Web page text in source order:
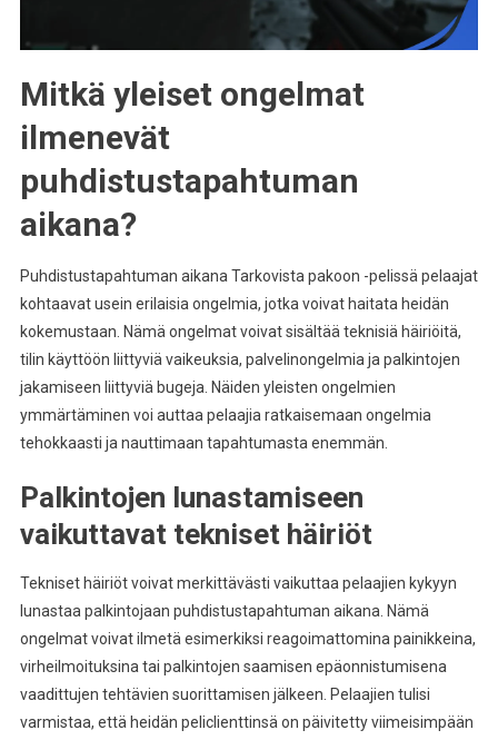
Mitkä yleiset ongelmat
ilmenevät
puhdistustapahtuman
aikana?
Puhdistustapahtuman aikana Tarkovista pakoon -pelissä pelaajat
kohtaavat usein erilaisia ongelmia, jotka voivat haitata heidän
kokemustaan. Nämä ongelmat voivat sisältää teknisiä häiriöitä,
tilin käyttöön liittyviä vaikeuksia, palvelinongelmia ja palkintojen
jakamiseen liittyviä bugeja. Näiden yleisten ongelmien
ymmärtäminen voi auttaa pelaajia ratkaisemaan ongelmia
tehokkaasti ja nauttimaan tapahtumasta enemmän.
Palkintojen lunastamiseen
vaikuttavat tekniset häiriöt
Tekniset häiriöt voivat merkittävästi vaikuttaa pelaajien kykyyn
lunastaa palkintojaan puhdistustapahtuman aikana. Nämä
ongelmat voivat ilmetä esimerkiksi reagoimattomina painikkeina,
virheilmoituksina tai palkintojen saamisen epäonnistumisena
vaadittujen tehtävien suorittamisen jälkeen. Pelaajien tulisi
varmistaa, että heidän peliclienttinsä on päivitetty viimeisimpään